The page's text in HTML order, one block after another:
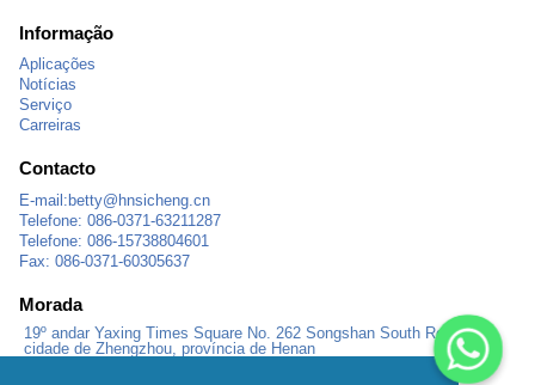
Informação
Aplicações
Notícias
Serviço
Carreiras
Contacto
E-mail: betty@hnsicheng.cn
Telefone: 086-0371-63211287
Telefone: 086-15738804601
Fax: 086-0371-60305637
Morada
19º andar Yaxing Times Square No. 262 Songshan South Road,
cidade de Zhengzhou, província de Henan